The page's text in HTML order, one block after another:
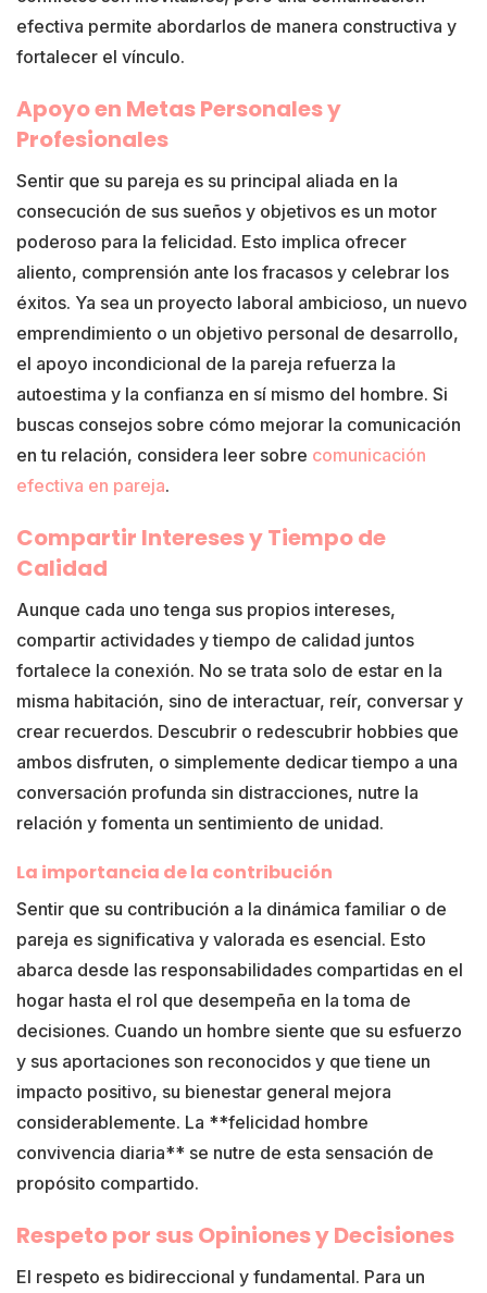
efectiva permite abordarlos de manera constructiva y
fortalecer el vínculo.
Apoyo en Metas Personales y
Profesionales
Sentir que su pareja es su principal aliada en la
consecución de sus sueños y objetivos es un motor
poderoso para la felicidad. Esto implica ofrecer
aliento, comprensión ante los fracasos y celebrar los
éxitos. Ya sea un proyecto laboral ambicioso, un nuevo
emprendimiento o un objetivo personal de desarrollo,
el apoyo incondicional de la pareja refuerza la
autoestima y la confianza en sí mismo del hombre. Si
buscas consejos sobre cómo mejorar la comunicación
en tu relación, considera leer sobre comunicación
efectiva en pareja.
Compartir Intereses y Tiempo de
Calidad
Aunque cada uno tenga sus propios intereses,
compartir actividades y tiempo de calidad juntos
fortalece la conexión. No se trata solo de estar en la
misma habitación, sino de interactuar, reír, conversar y
crear recuerdos. Descubrir o redescubrir hobbies que
ambos disfruten, o simplemente dedicar tiempo a una
conversación profunda sin distracciones, nutre la
relación y fomenta un sentimiento de unidad.
La importancia de la contribución
Sentir que su contribución a la dinámica familiar o de
pareja es significativa y valorada es esencial. Esto
abarca desde las responsabilidades compartidas en el
hogar hasta el rol que desempeña en la toma de
decisiones. Cuando un hombre siente que su esfuerzo
y sus aportaciones son reconocidos y que tiene un
impacto positivo, su bienestar general mejora
considerablemente. La **felicidad hombre
convivencia diaria** se nutre de esta sensación de
propósito compartido.
Respeto por sus Opiniones y Decisiones
El respeto es bidireccional y fundamental. Para un